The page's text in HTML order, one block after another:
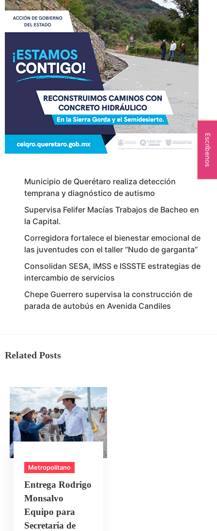
Municipio de Querétaro realiza detección
temprana y diagnóstico de autismo
Supervisa Felifer Macías Trabajos de Bacheo en
la Capital.
Corregidora fortalece el bienestar emocional de
las juventudes con el taller ‘‘Nudo de garganta’’
Consolidan SESA, IMSS e ISSSTE estrategias de
intercambio de servicios
Chepe Guerrero supervisa la construcción de
parada de autobús en Avenida Candiles
Related Posts
Metropolitano
Entrega Rodrigo
Monsalvo
Equipo para
Secretaría de
Escríbenos